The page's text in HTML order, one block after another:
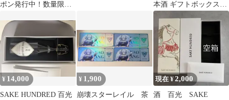
ポン発行中！数量限
百光 別誂(びゃっこう
べつあつらえ) 純米大
吟醸 720ml BYAKKO
BESPOKE 山形県 楯の
川酒造 SAKE
HUNDRED サケハンド
レッド 要冷蔵
本酒 ギフトボックス入
り 百光 日本酒 空瓶
¥ 14,000
SAKE HUNDRED 百光
¥ 1,900
崩壊スターレイル 茶
現在 ¥2,000
酒 百光 SAKE